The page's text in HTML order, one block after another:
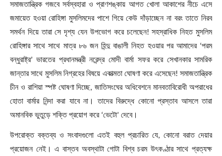
সমাজতান্ত্রিক গজবে সর্বস্বহারা ও প্রাণশঙ্কায় আগত খোলা আকাশের নীচে এসে
জমায়েত হওয়া রোহিঙ্গা মুসলিমদের পাশে গিয়ে কেউ দাঁড়াচ্ছেন না বরং তাতে নিরব
সমর্থন দিয়ে তারা সে দৃশ্য যেন উপভোগ করে চলেছেন! সহস্রাধিক নিহত মুসলিম
রোহিঙ্গার সাথে সাথে মাত্র ৮৬ জন হিন্দু বাঙালী নিহত হওয়ার পর আমাদের ‘পরম
বন্ধুরাষ্ট্র’ভারতের প্রধানমন্ত্রী নরেন্দ্র মোদী বার্মা সফর করে সেখানকার সামরিক
জান্তার সাথে মুসলিম নিগ্রহের বিষয়ে একাত্মতা ঘোষণা করে এসেছেন! সমাজতান্ত্রিক
চীন ও রাশিয়া স্পষ্ট ঘোষণা দিচ্ছে,জাতিসংঘের অধিবেশনে মানবতাবিরোধী অপরাধের
হোতা বার্মার নিন্দা করা যাবে না। তাদের বিরুদ্ধে কোনো প্রস্তাব আসলে তারা
অমানবিক ভুতুড়ে শক্তি প্রয়োগ করে ‘ভেটো’ দেবে।
উপরোক্ত বক্তব্য ও সংবাদগুলো এতই বহুল প্রচারিত যে, কোনো বরাত দেয়ার
প্রয়োজন নেই। এ বাস্তব অবস্থাটা গোটা বিশ্ব চরম উৎকণ্ঠার সাথে প্রত্যক্ষ